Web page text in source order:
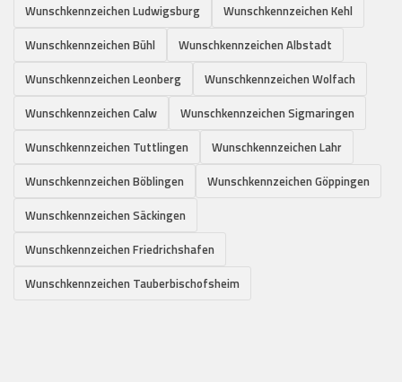
Wunschkennzeichen Ludwigsburg
Wunschkennzeichen Kehl
Wunschkennzeichen Bühl
Wunschkennzeichen Albstadt
Wunschkennzeichen Leonberg
Wunschkennzeichen Wolfach
Wunschkennzeichen Calw
Wunschkennzeichen Sigmaringen
Wunschkennzeichen Tuttlingen
Wunschkennzeichen Lahr
Wunschkennzeichen Böblingen
Wunschkennzeichen Göppingen
Wunschkennzeichen Säckingen
Wunschkennzeichen Friedrichshafen
Wunschkennzeichen Tauberbischofsheim